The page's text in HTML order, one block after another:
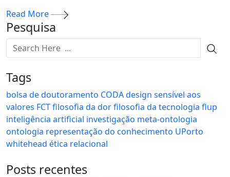
Read More
Pesquisa
Tags
bolsa de doutoramento CODAdesign sensível aos
valores FCTfilosofia da dorfilosofia da tecnologia flup
inteligência artificial investigação meta-ontologia
ontologia representação do conhecimento UPorto
whitehead ética relacional
Posts recentes